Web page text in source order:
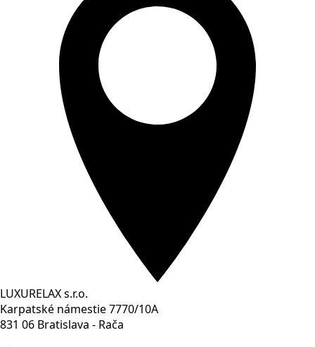
LUXURELAX s.r.o.
Karpatské námestie 7770/10A
831 06 Bratislava - Rača